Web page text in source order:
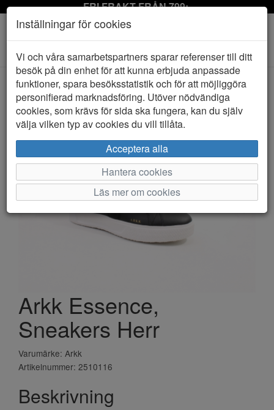
FRI FRAKT FRÅN 799:-
Toggle
navigation
HEM ARKK
Arkk Essence,
Sneakers Herr
Varumärke: Arkk
Artikelnummer: 2510116
Beskrivning
Inställningar för cookies
Vi och våra samarbetspartners sparar referenser till ditt
besök på din enhet för att kunna erbjuda anpassade
funktioner, spara besöksstatistik och för att möjliggöra
personifierad marknadsföring. Utöver nödvändiga
cookies, som krävs för sida ska fungera, kan du själv
välja vilken typ av cookies du vill tillåta.
Acceptera alla
Hantera cookies
Läs mer om cookies